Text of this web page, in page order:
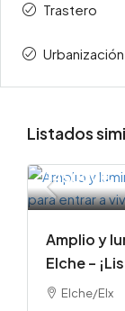
Trastero
Urbanización
Listados
145000€
Amplio y
Elche –
Elche/Elx